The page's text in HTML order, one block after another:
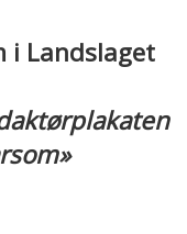
i Landslaget